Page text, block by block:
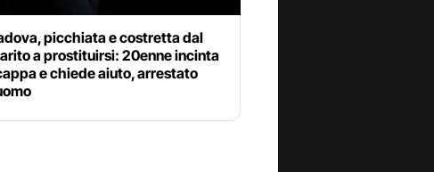
picchiata e costretta dal
a prostituirsi: 20enne incinta
e chiede aiuto, arrestato